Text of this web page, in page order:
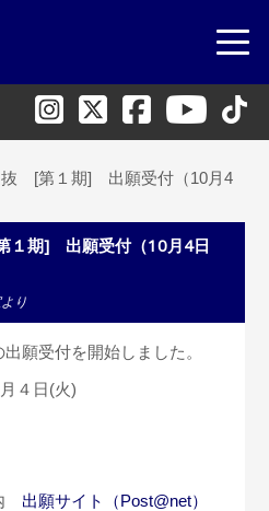
抜 [第１期] 出願受付（10月4
１期] 出願受付（10月4日
り
受付を開始しました。
４日(火)
出願サイト（Post@net）